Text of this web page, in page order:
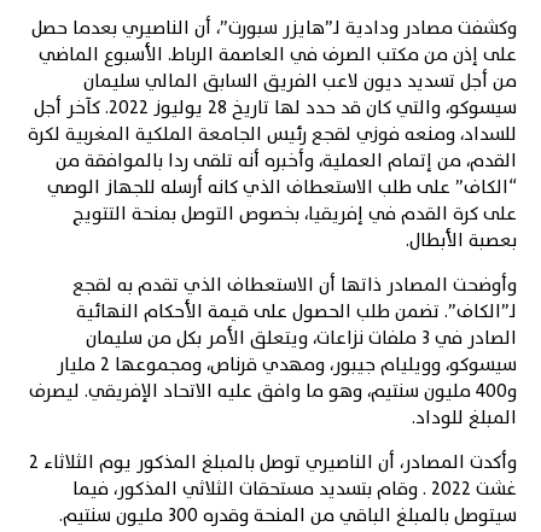
وكشفت مصادر ودادية لـ”هايزر سبورت”، أن الناصيري بعدما حصل
على إذن من مكتب الصرف في العاصمة الرباط. الأسبوع الماضي
من أجل تسديد ديون لاعب الفريق السابق المالي سليمان
سيسوكو، والتي كان قد حدد لها تاريخ 28 يوليوز 2022. كآخر أجل
للسداد، ومنعه فوزي لقجع رئيس الجامعة الملكية المغربية لكرة
القدم، من إتمام العملية، وأخبره أنه تلقى ردا بالموافقة من
“الكاف” على طلب الاستعطاف الذي كانه أرسله للجهاز الوصي
على كرة القدم في إفريقيا، بخصوص التوصل بمنحة التتويج
بعصبة الأبطال.
وأوضحت المصادر ذاتها أن الاستعطاف الذي تقدم به لقجع
لـ”الكاف”. تضمن طلب الحصول على قيمة الأحكام النهائية
الصادر في 3 ملفات نزاعات، ويتعلق الأمر بكل من سليمان
سيسوكو، وويليام جيبور، ومهدي قرناص، ومجموعها 2 مليار
و400 مليون سنتيم، وهو ما وافق عليه الاتحاد الإفريقي. ليصرف
المبلغ للوداد.
وأكدت المصادر، أن الناصيري توصل بالمبلغ المذكور يوم الثلاثاء 2
غشت 2022 . وقام بتسديد مستحقات الثلاثي المذكور، فيما
سيتوصل بالمبلغ الباقي من المنحة وقدره 300 مليون سنتيم.